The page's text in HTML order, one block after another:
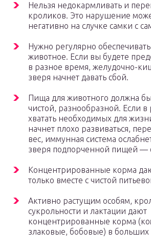
Нельзя недокармливать и
кроликов. Это нарушение
негативно на случке самки с
Нужно регулярно
животное. Если вы будете
в разное время, желудочно-
зверя начнет давать сбой.
Пища для животного должна
чистой, разнообразной. Если
хватать необходимых для
начнет плохо развиваться,
вес, иммунная система
зверя подпорченной пищей —
Концентрированные корма
только вместе с чистой
Активно растущим особям,
сукрольности и лактации дают
концентрированные корма
злаковые, бобовые) в больших